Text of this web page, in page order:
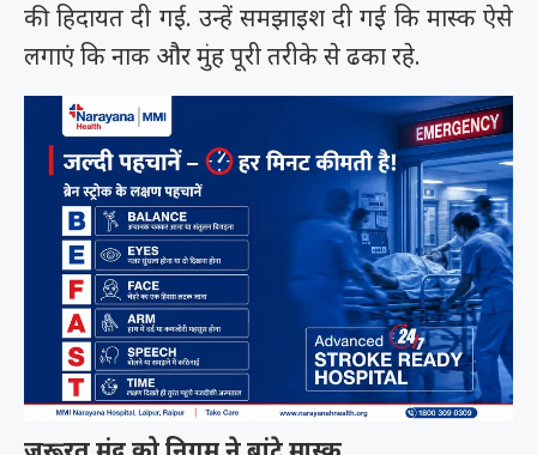
की हिदायत दी गई. उन्हें समझाइश दी गई कि मास्क ऐसे
लगाएं कि नाक और मुंह पूरी तरीके से ढका रहे.